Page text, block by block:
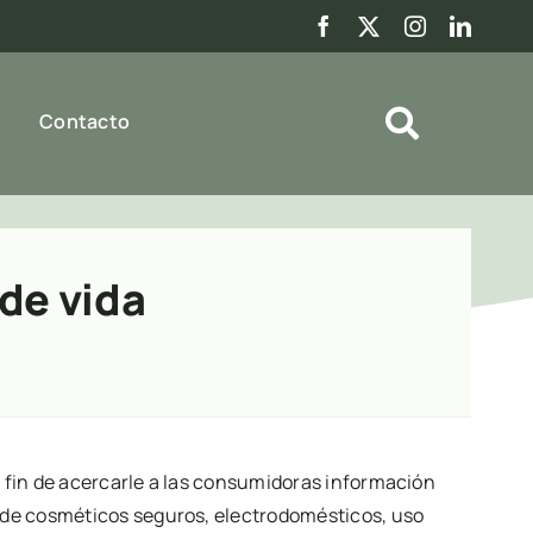
Contacto
vida
fin de acercarle a las consumidoras información
cosméticos seguros, electrodomésticos, uso